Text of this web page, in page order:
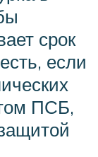
срок
если
ПСБ,